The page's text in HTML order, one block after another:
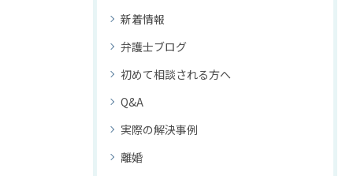
新着情報
弁護士ブログ
初めて相談される方へ
Q&A
実際の解決事例
離婚